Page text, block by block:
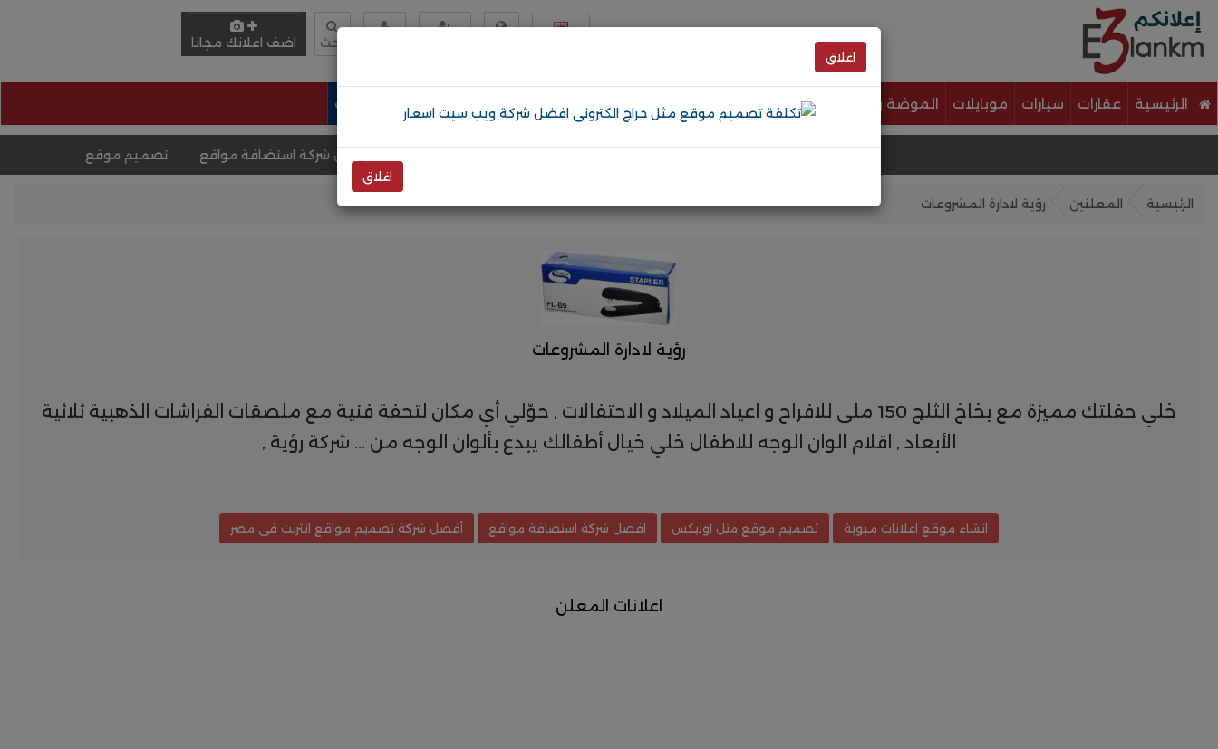
بحث اضف اعلانك مجانا
الرئيسية عقارات سيارات موبايلات الموضة والجمال خدمات إلكترونيات مواد و معدات اثاث و ديكور عرض المزيد وظائف
افضل شركة استضافة مواقع تصميم موقع الكترونى
الرئيسية المعلنين رؤية لادارة المشروعات
رؤية لادارة المشروعات
خلي حفلتك مميزة مع بخاخ الثلج 150 ملى للافراح و اعياد الميلاد و الاحتفالات , حوّلي أي مكان لتحفة فنية مع ملصقات الفراشات الذهبية ثلاثية
الأبعاد , اقلام الوان الوجه للاطفال خلي خيال أطفالك يبدع بألوان الوجه من ... شركة رؤية ,
انشاء موقع اعلانات مبوبة تصميم موقع مثل اوليكس افضل شركة استضافة مواقع أفضل شركة تصميم مواقع انترنت فى مصر
اعلانات المعلن
اغلاق
اغلاق